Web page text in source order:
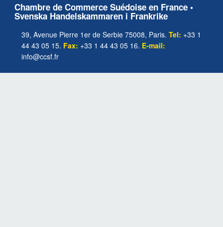
Chambre de Commerce Suédoise en France •
Svenska Handelskammaren i Frankrike
39, Avenue Pierre 1er de Serbie 75008, Paris. Tel: +33 1
44 43 05 15. Fax: +33 1 44 43 05 16. E-mail:
info@ccsf.fr